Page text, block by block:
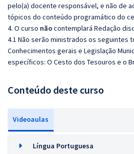
pelo(a) docente responsável, e não de
tópicos do conteúdo programático do
4. O curso nãocontemplará Redação
4.1 Não serão ministrados os seguintes
Conhecimentos gerais e Legislação
específicos: O Cesto dos Tesouros e o
Conteúdo deste curso
Videoaulas
Língua Portuguesa